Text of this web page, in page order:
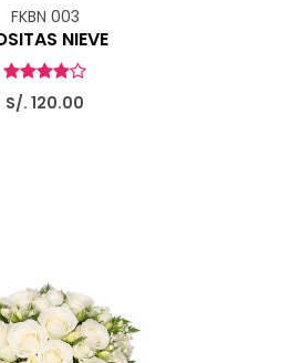
FKBN 003
NIEVE
S/. 120.00